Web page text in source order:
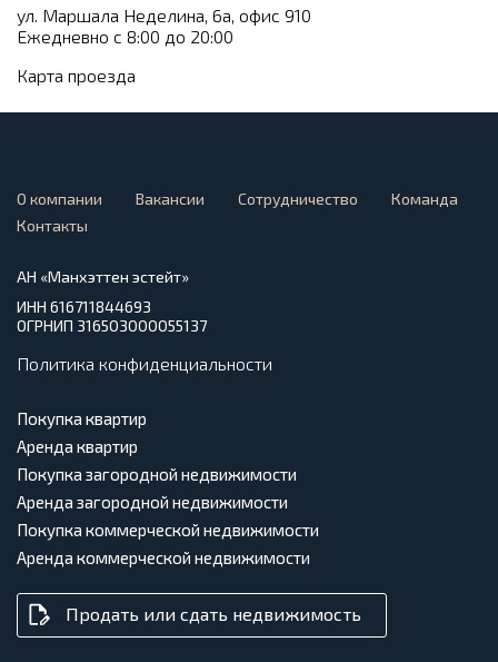
ул. Маршала Неделина, 6а, офис 910
Ежедневно с 8:00 до 20:00
Карта проезда
О компании Вакансии Сотрудничество
Команда
Контакты
АН «Манхэттен эстейт»
ИНН 616711844693
ОГРНИП 316503000055137
Политика конфиденциальности
Покупка квартир
Аренда квартир
Покупка загородной недвижимости
Аренда загородной недвижимости
Покупка коммерческой недвижимости
Аренда коммерческой недвижимости
Продать или сдать недвижимость